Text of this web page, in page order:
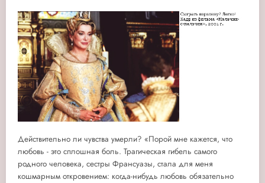
Действительно ли чувства умерли? «Порой мне кажется, что
любовь - это сплошная боль. Трагическая гибель самого
родного человека, сестры Франсуазы, стала для меня
кошмарным откровением: когда-нибудь любовь обязательно